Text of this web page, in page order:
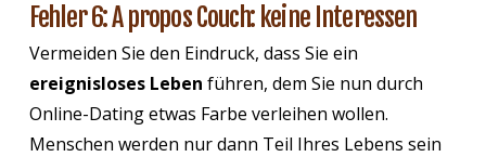
Fehler 6: A propos Couch: keine Interessen
Vermeiden Sie den Eindruck, dass Sie ein
ereignisloses Leben führen, dem Sie nun durch
Online-Dating etwas Farbe verleihen wollen.
Menschen werden nur dann Teil Ihres Lebens sein